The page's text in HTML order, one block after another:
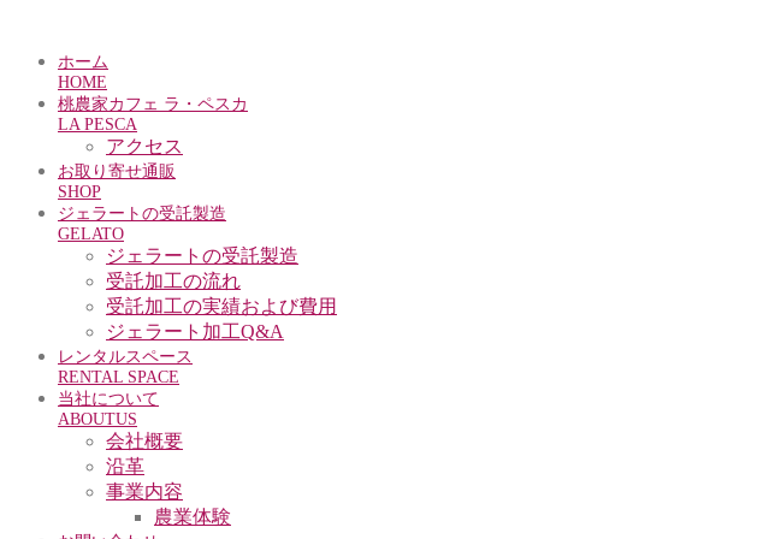
ホーム
HOME
桃農家カフェ ラ・ペスカ
LA PESCA
アクセス
お取り寄せ通販
SHOP
ジェラートの受託製造
GELATO
ジェラートの受託製造
受託加工の流れ
受託加工の実績および費用
ジェラート加工Q&A
レンタルスペース
RENTAL SPACE
当社について
ABOUTUS
会社概要
沿革
事業内容
農業体験